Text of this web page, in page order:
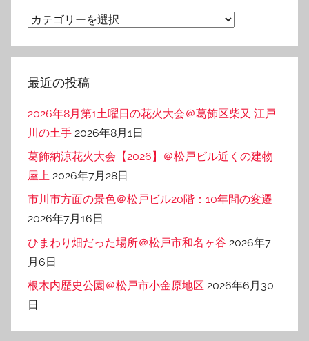
カ
ゴ
リ
最近の投稿
2026年8月第1土曜日の花火大会＠葛飾区柴又 江戸
川の土手 2026年8月1日
葛飾納涼花火大会【2026】＠松戸ビル近くの建物
屋上 2026年7月28日
市川市方面の景色＠松戸ビル20階：10年間の変遷
2026年7月16日
ひまわり畑だった場所＠松戸市和名ヶ谷 2026年7
月6日
根木内歴史公園＠松戸市小金原地区 2026年6月30
日